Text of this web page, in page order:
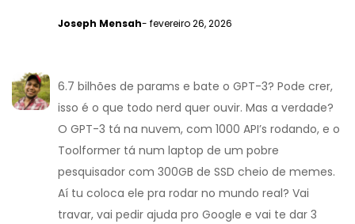
Joseph Mensah- fevereiro 26, 2026
6.7 bilhões de params e bate o GPT-3? Pode crer,
isso é o que todo nerd quer ouvir. Mas a verdade?
O GPT-3 tá na nuvem, com 1000 API’s rodando, e o
Toolformer tá num laptop de um pobre
pesquisador com 300GB de SSD cheio de memes.
Aí tu coloca ele pra rodar no mundo real? Vai
travar, vai pedir ajuda pro Google e vai te dar 3